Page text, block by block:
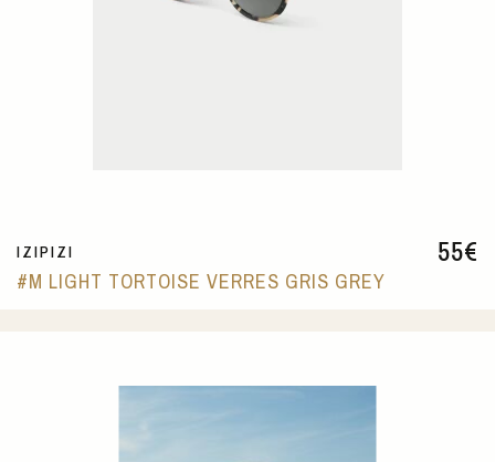
55€
IZIPIZI
#M LIGHT TORTOISE VERRES GRIS GREY